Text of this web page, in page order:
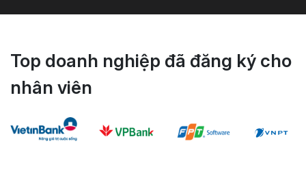
Top doanh nghiệp đã đăng ký cho
nhân viên